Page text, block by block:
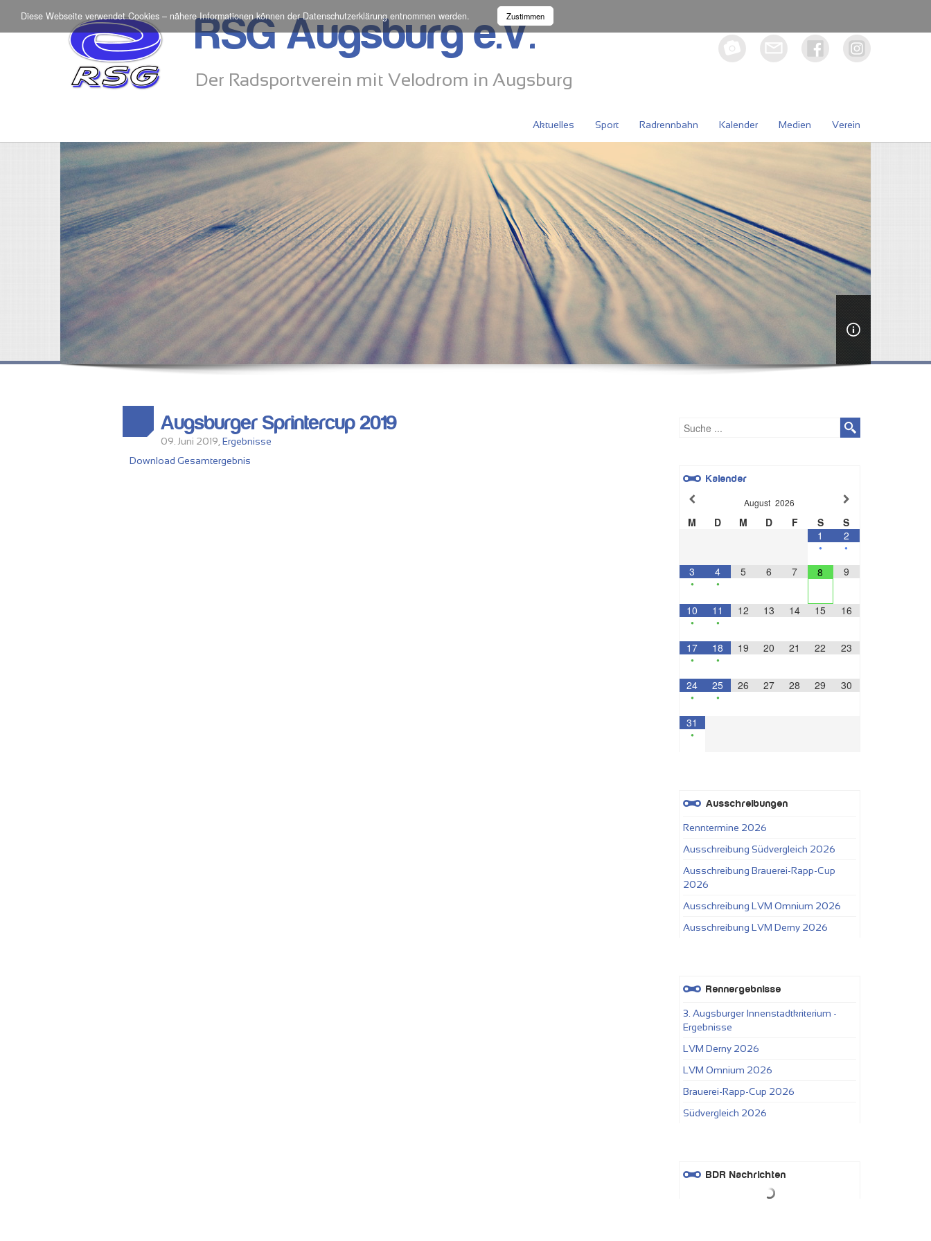
Diese Webseite verwendet Cookies – nähere Informationen können derDatenschutzerklärungentnommen werden. Zustimmen
RSG Augsburg e.V.
Der Radsportverein mit Velodrom in Augsburg
Aktuelles Sport Radrennbahn Kalender Medien Verein
Augsburger Sprintercup 2019
09. Juni 2019, Ergebnisse
Download Gesamtergebnis
Kalender
August 2026
M D M D F S
S
1
•
2
•
3
•
4
•
5 6 7 8 9
10
•
11
•
12 13 14 15 16
17
•
18
•
19 20 21 22 23
24
•
25
•
26 27 28 29 30
31
•
Ausschreibungen
Renntermine 2026
Ausschreibung Südvergleich 2026
Ausschreibung Brauerei-Rapp-Cup
2026
Ausschreibung LVM Omnium 2026
Ausschreibung LVM Derny 2026
Rennergebnisse
3. Augsburger Innenstadtkriterium -
Ergebnisse
LVM Derny 2026
LVM Omnium 2026
Brauerei-Rapp-Cup 2026
Südvergleich 2026
BDR Nachrichten